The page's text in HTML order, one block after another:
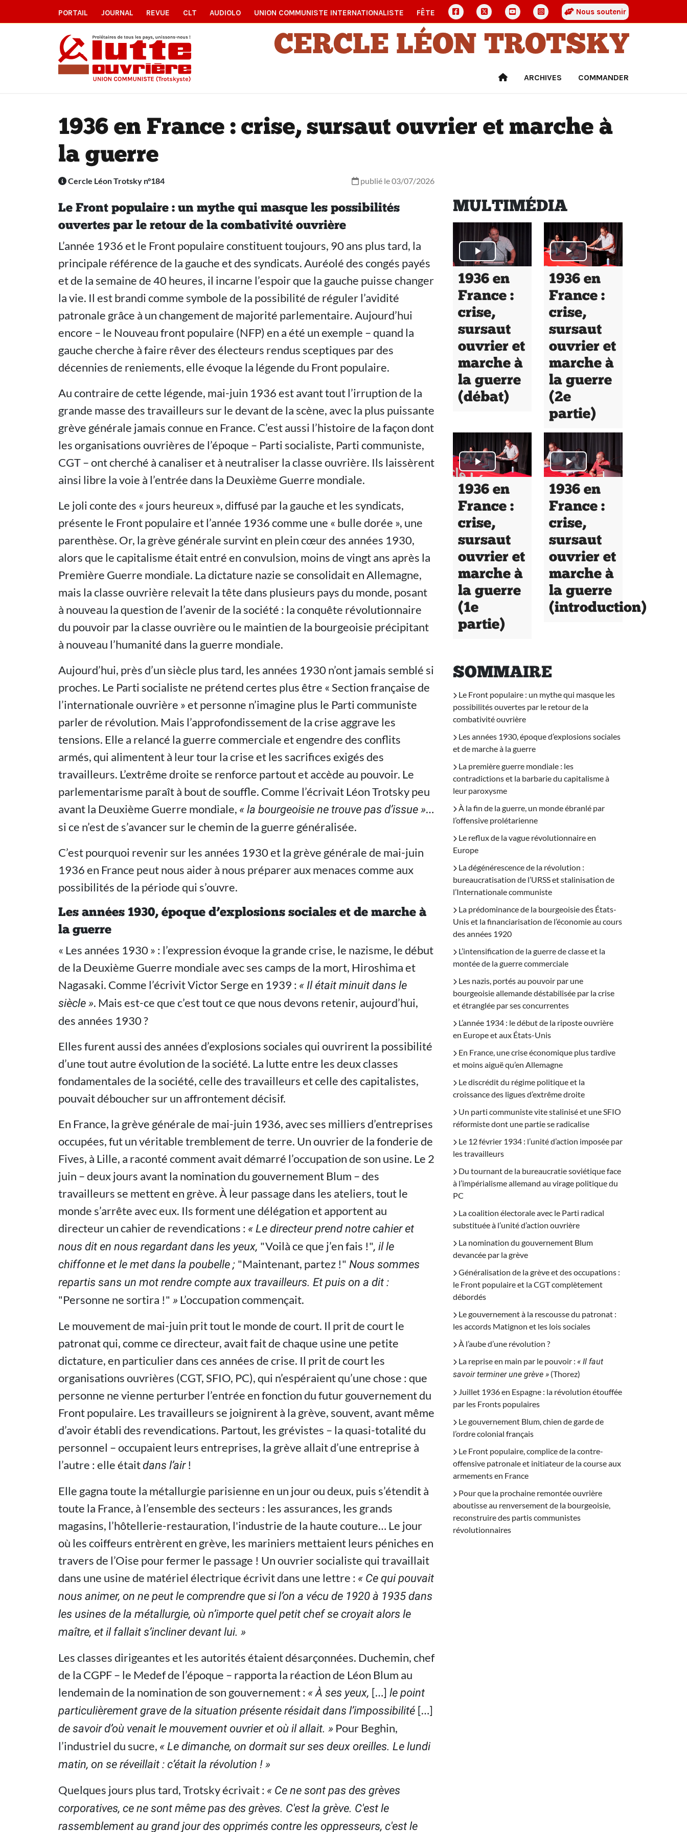
PORTAIL JOURNAL REVUE CLT AUDIOLO UNION COMMUNISTE INTERNATIONALISTE FÊTE Nous soutenir
CERCLE LÉON TROTSKY
ARCHIVES COMMANDER
1936 en France : crise, sursaut ouvrier et marche à
la guerre
Cercle Léon Trotsky n°184 publié le 03/07/2026
Le Front populaire : un mythe qui masque les possibilités
ouvertes par le retour de la combativité ouvrière
L’année 1936 et le Front populaire constituent toujours, 90 ans plus tard, la
principale référence de la gauche et des syndicats. Auréolé des congés payés
et de la semaine de 40 heures, il incarne l’espoir que la gauche puisse changer
la vie. Il est brandi comme symbole de la possibilité de réguler l’avidité
patronale grâce à un changement de majorité parlementaire. Aujourd’hui
encore – le Nouveau front populaire (NFP) en a été un exemple – quand la
gauche cherche à faire rêver des électeurs rendus sceptiques par des
décennies de reniements, elle évoque la légende du Front populaire.
Au contraire de cette légende, mai-juin 1936 est avant tout l’irruption de la
grande masse des travailleurs sur le devant de la scène, avec la plus puissante
grève générale jamais connue en France. C’est aussi l’histoire de la façon dont
les organisations ouvrières de l’époque – Parti socialiste, Parti communiste,
CGT – ont cherché à canaliser et à neutraliser la classe ouvrière. Ils laissèrent
ainsi libre la voie à l’entrée dans la Deuxième Guerre mondiale.
Le joli conte des « jours heureux », diffusé par la gauche et les syndicats,
présente le Front populaire et l’année 1936 comme une « bulle dorée », une
parenthèse. Or, la grève générale survint en plein cœur des années 1930,
alors que le capitalisme était entré en convulsion, moins de vingt ans après la
Première Guerre mondiale. La dictature nazie se consolidait en Allemagne,
mais la classe ouvrière relevait la tête dans plusieurs pays du monde, posant
à nouveau la question de l’avenir de la société : la conquête révolutionnaire
du pouvoir par la classe ouvrière ou le maintien de la bourgeoisie précipitant
à nouveau l’humanité dans la guerre mondiale.
Aujourd’hui, près d’un siècle plus tard, les années 1930 n’ont jamais semblé si
proches. Le Parti socialiste ne prétend certes plus être « Section française de
l’internationale ouvrière » et personne n’imagine plus le Parti communiste
parler de révolution. Mais l’approfondissement de la crise aggrave les
tensions. Elle a relancé la guerre commerciale et engendre des conflits
armés, qui alimentent à leur tour la crise et les sacrifices exigés des
travailleurs. L’extrême droite se renforce partout et accède au pouvoir. Le
parlementarisme paraît à bout de souffle. Comme l’écrivait Léon Trotsky peu
avant la Deuxième Guerre mondiale, « la bourgeoisie ne trouve pas d’issue »…
si ce n’est de s’avancer sur le chemin de la guerre généralisée.
C’est pourquoi revenir sur les années 1930 et la grève générale de mai-juin
1936 en France peut nous aider à nous préparer aux menaces comme aux
possibilités de la période qui s’ouvre.
Les années 1930, époque d’explosions sociales et de marche à
la guerre
« Les années 1930 » : l’expression évoque la grande crise, le nazisme, le début
de la Deuxième Guerre mondiale avec ses camps de la mort, Hiroshima et
Nagasaki. Comme l’écrivit Victor Serge en 1939 : « Il était minuit dans le
siècle ». Mais est-ce que c’est tout ce que nous devons retenir, aujourd’hui,
des années 1930 ?
Elles furent aussi des années d’explosions sociales qui ouvrirent la possibilité
d’une tout autre évolution de la société. La lutte entre les deux classes
fondamentales de la société, celle des travailleurs et celle des capitalistes,
pouvait déboucher sur un affrontement décisif.
En France, la grève générale de mai-juin 1936, avec ses milliers d’entreprises
occupées, fut un véritable tremblement de terre. Un ouvrier de la fonderie de
Fives, à Lille, a raconté comment avait démarré l’occupation de son usine. Le 2
juin – deux jours avant la nomination du gouvernement Blum – des
travailleurs se mettent en grève. À leur passage dans les ateliers, tout le
monde s’arrête avec eux. Ils forment une délégation et apportent au
directeur un cahier de revendications : « Le directeur prend notre cahier et
nous dit en nous regardant dans les yeux, "Voilà ce que j’en fais !", il le
chiffonne et le met dans la poubelle ; "Maintenant, partez !" Nous sommes
repartis sans un mot rendre compte aux travailleurs. Et puis on a dit :
"Personne ne sortira !" » L’occupation commençait.
Le mouvement de mai-juin prit tout le monde de court. Il prit de court le
patronat qui, comme ce directeur, avait fait de chaque usine une petite
dictature, en particulier dans ces années de crise. Il prit de court les
organisations ouvrières (CGT, SFIO, PC), qui n’espéraient qu’une chose : que
personne ne vienne perturber l’entrée en fonction du futur gouvernement du
Front populaire. Les travailleurs se joignirent à la grève, souvent, avant même
d’avoir établi des revendications. Partout, les grévistes – la quasi-totalité du
personnel – occupaient leurs entreprises, la grève allait d’une entreprise à
l’autre : elle étaitdans l’air!
Elle gagna toute la métallurgie parisienne en un jour ou deux, puis s’étendit à
toute la France, à l’ensemble des secteurs : les assurances, les grands
magasins, l’hôtellerie-restauration, l'industrie de la haute couture… Le jour
où les coiffeurs entrèrent en grève, les mariniers mettaient leurs péniches en
travers de l’Oise pour fermer le passage ! Un ouvrier socialiste qui travaillait
dans une usine de matériel électrique écrivit dans une lettre : « Ce qui pouvait
nous animer, on ne peut le comprendre que si l’on a vécu de 1920 à 1935 dans
les usines de la métallurgie, où n’importe quel petit chef se croyait alors le
maître, et il fallait s’incliner devant lui. »
Les classes dirigeantes et les autorités étaient désarçonnées. Duchemin, chef
de la CGPF – le Medef de l’époque – rapporta la réaction de Léon Blum au
lendemain de la nomination de son gouvernement : « À ses yeux, […] le point
particulièrement grave de la situation présente résidait dans l’impossibilité […]
de savoir d’où venait le mouvement ouvrier et où il allait. » Pour Beghin,
l’industriel du sucre, « Le dimanche, on dormait sur ses deux oreilles. Le lundi
matin, on se réveillait : c’était la révolution ! »
Quelques jours plus tard, Trotsky écrivait : « Ce ne sont pas des grèves
corporatives, ce ne sont même pas des grèves. C'est la grève. C'est le
rassemblement au grand jour des opprimés contre les oppresseurs, c'est le
MULTIMÉDIA
1936 en
France :
crise,
sursaut
ouvrier et
marche à
la guerre
(débat)
1936 en
France :
crise,
sursaut
ouvrier et
marche à
la guerre
(2e
partie)
1936 en
France :
crise,
sursaut
ouvrier et
marche à
la guerre
(1e
partie)
1936 en
France :
crise,
sursaut
ouvrier et
marche à
la guerre
(introduction)
SOMMAIRE
Le Front populaire : un mythe qui masque les
possibilités ouvertes par le retour de la
combativité ouvrière
Les années 1930, époque d’explosions sociales
et de marche à la guerre
La première guerre mondiale : les
contradictions et la barbarie du capitalisme à
leur paroxysme
À la fin de la guerre, un monde ébranlé par
l’offensive prolétarienne
Le reflux de la vague révolutionnaire en
Europe
La dégénérescence de la révolution :
bureaucratisation de l’URSS et stalinisation de
l’Internationale communiste
La prédominance de la bourgeoisie des États-
Unis et la financiarisation de l’économie au cours
des années 1920
L’intensification de la guerre de classe et la
montée de la guerre commerciale
Les nazis, portés au pouvoir par une
bourgeoisie allemande déstabilisée par la crise
et étranglée par ses concurrentes
L’année 1934 : le début de la riposte ouvrière
en Europe et aux États-Unis
En France, une crise économique plus tardive
et moins aiguë qu’en Allemagne
Le discrédit du régime politique et la
croissance des ligues d’extrême droite
Un parti communiste vite stalinisé et une SFIO
réformiste dont une partie se radicalise
Le 12 février 1934 : l’unité d’action imposée par
les travailleurs
Du tournant de la bureaucratie soviétique face
à l’impérialisme allemand au virage politique du
PC
La coalition électorale avec le Parti radical
substituée à l’unité d’action ouvrière
La nomination du gouvernement Blum
devancée par la grève
Généralisation de la grève et des occupations :
le Front populaire et la CGT complètement
débordés
Le gouvernement à la rescousse du patronat :
les accords Matignon et les lois sociales
À l’aube d’une révolution ?
La reprise en main par le pouvoir : « Il faut
savoir terminer une grève » (Thorez)
Juillet 1936 en Espagne : la révolution étouffée
par les Fronts populaires
Le gouvernement Blum, chien de garde de
l’ordre colonial français
Le Front populaire, complice de la contre-
offensive patronale et initiateur de la course aux
armements en France
Pour que la prochaine remontée ouvrière
aboutisse au renversement de la bourgeoisie,
reconstruire des partis communistes
révolutionnaires